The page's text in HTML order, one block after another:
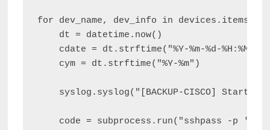
for dev_name, dev_info in devices.items():
    dt = datetime.now()
cdate = dt.strftime("%Y-%m-%d-
    cym = dt.strftime("%Y-%m")
syslog.syslog("[BACKUP-CISCO] Started
code = subprocess.run("sshpass -p